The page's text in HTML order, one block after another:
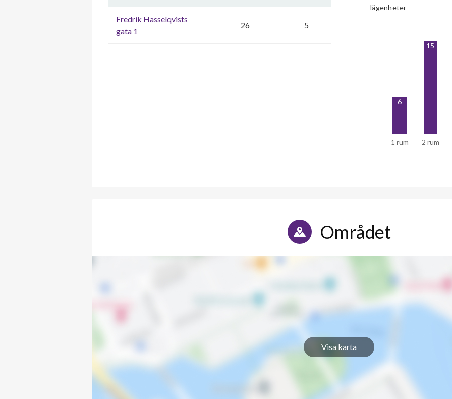
Fredrik Hasselqvists
gata 1
26 5
lägenheter
1 rum 2 rum
6
15
Området
Visa karta